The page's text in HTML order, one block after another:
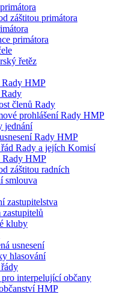
záštitou primátora
primátora
řetěz
Rady HMP
členů Rady
prohlášení Rady HMP
jednání
Rady HMP
řád Rady a jejích Komisí
Rady HMP
záštitou radních
smlouva
zastupitelstva
zastupitelů
kluby
usnesení
hlasování
interpelující občany
HMP